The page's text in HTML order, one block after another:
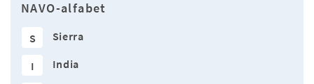
NAVO-alfabet
S Sierra
I India